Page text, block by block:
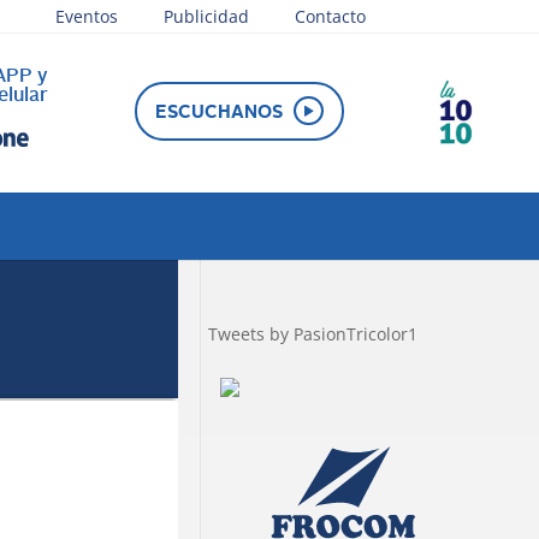
Eventos Publicidad Contacto
y
ESCUCHANOS
Tweets by PasionTricolor1